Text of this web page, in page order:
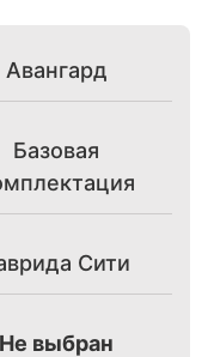
Авангард
Базовая
Сити
Не выбран